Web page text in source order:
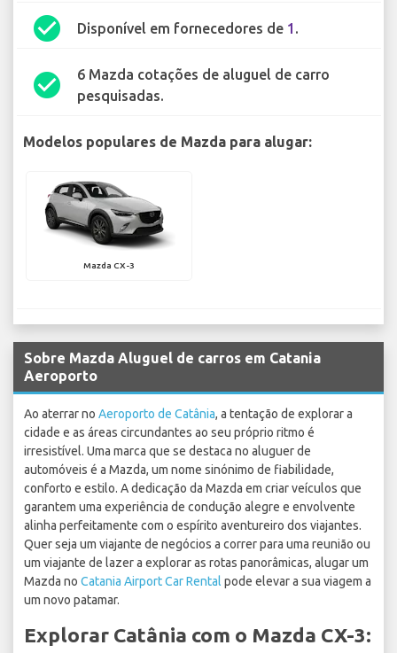
check_circle Disponível em fornecedores de 1 .
check_circle
6 Mazda cotações de aluguel de carro
pesquisadas.
Modelos populares de Mazda para alugar:
Mazda CX-3
Sobre Mazda Aluguel de carros em Catania
Aeroporto
Ao aterrar no Aeroporto de Catânia, a tentação de explorar a
cidade e as áreas circundantes ao seu próprio ritmo é
irresistível. Uma marca que se destaca no aluguer de
automóveis é a Mazda, um nome sinónimo de fiabilidade,
conforto e estilo. A dedicação da Mazda em criar veículos que
garantem uma experiência de condução alegre e envolvente
alinha perfeitamente com o espírito aventureiro dos viajantes.
Quer seja um viajante de negócios a correr para uma reunião ou
um viajante de lazer a explorar as rotas panorâmicas, alugar um
Mazda no Catania Airport Car Rental pode elevar a sua viagem a
um novo patamar.
Explorar Catânia com o Mazda CX-3: